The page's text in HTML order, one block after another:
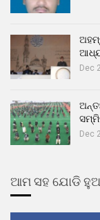
Dec
Dec
ଆମ ସହ ଯୋଡି